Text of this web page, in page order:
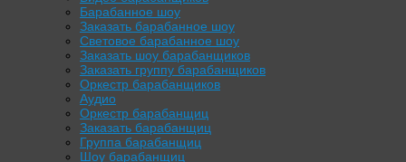
Барабанное шоу
Заказать барабанное шоу
Световое барабанное шоу
Заказать шоу барабанщиков
Заказать группу барабанщиков
Оркестр барабанщиков
Аудио
Оркестр барабанщиц
Заказать барабанщиц
Группа барабанщиц
Шоу барабанщиц